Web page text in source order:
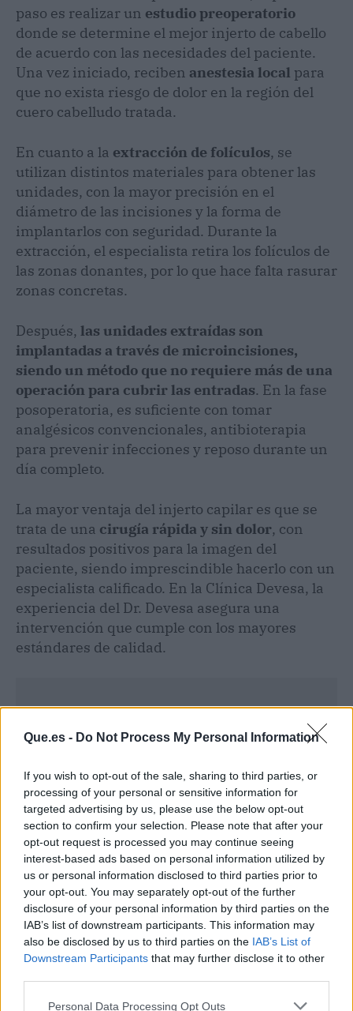
Que.es - Do Not Process My Personal Information
If you wish to opt-out of the sale, sharing to third parties, or
processing of your personal or sensitive information for
targeted advertising by us, please use the below opt-out
section to confirm your selection. Please note that after your
opt-out request is processed you may continue seeing
interest-based ads based on personal information utilized by
us or personal information disclosed to third parties prior to
your opt-out. You may separately opt-out of the further
disclosure of your personal information by third parties on the
IAB’s list of downstream participants. This information may
also be disclosed by us to third parties on the IAB’s List of
Downstream Participants that may further disclose it to other
Personal Data Processing Opt Outs
paso es realizar un estudio preoperatorio
donde se determine el mejor injerto de cabello
de acuerdo con las necesidades del paciente.
Una vez iniciado, reciben anestesia local para
que no exista riesgo de dolor en la región del
cuero cabelludo tratada.
En cuanto a la extracción de folículos, se
utilizan distintos materiales para obtener las
unidades, con la mayor precisión en el
diámetro de las incisiones y la forma de
implantarlos con seguridad. Durante la
extracción, el especialista retira los folículos de
las zonas donantes, por lo que hace falta rasurar
zonas concretas.
Después, las unidades extraídas son
implantadas a través de microincisiones,
siendo un método que no requiere más de una
operación para cubrir las entradas. En la fase
posoperatoria, es suficiente con tomar
analgésicos convencionales, antibioterapia
para prevenir infecciones y reposo durante un
día completo.
La mayor ventaja del injerto capilar es que se
trata de una cirugía rápida y sin dolor, con
resultados positivos para la imagen del
paciente, siendo imprescindible hacerlo con un
especialista calificado. En la Clínica Devesa, la
experiencia del Dr. Devesa asegura una
intervención que cumple con los mayores
estándares de calidad.
Publicidad